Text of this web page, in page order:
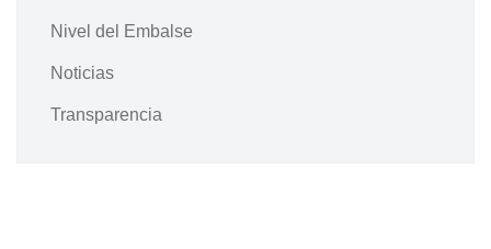
Nivel del Embalse
Noticias
Transparencia